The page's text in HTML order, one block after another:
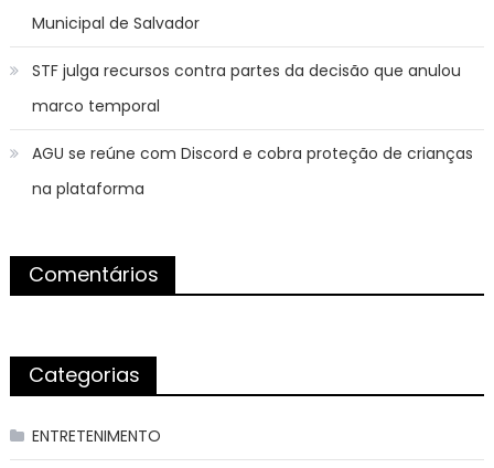
Municipal de Salvador
STF julga recursos contra partes da decisão que anulou
marco temporal
AGU se reúne com Discord e cobra proteção de crianças
na plataforma
Comentários
Categorias
ENTRETENIMENTO